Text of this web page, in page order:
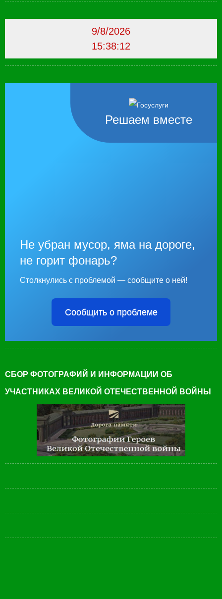
9/8/2026
15:38:13
Решаем вместе
Не убран мусор, яма на дороге,
не горит фонарь?
Столкнулись с проблемой — сообщите о ней!
Сообщить о проблеме
СБОР ФОТОГРАФИЙ И ИНФОРМАЦИИ ОБ
УЧАСТНИКАХ ВЕЛИКОЙ ОТЕЧЕСТВЕННОЙ ВОЙНЫ